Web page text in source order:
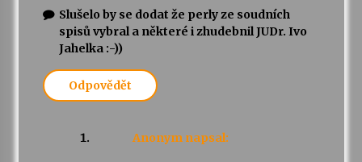
Slušelo by se dodat že perly ze soudních
spisů vybral a některé i zhudebnil JUDr. Ivo
Jahelka :-))
Odpovědět
Anonym napsal: